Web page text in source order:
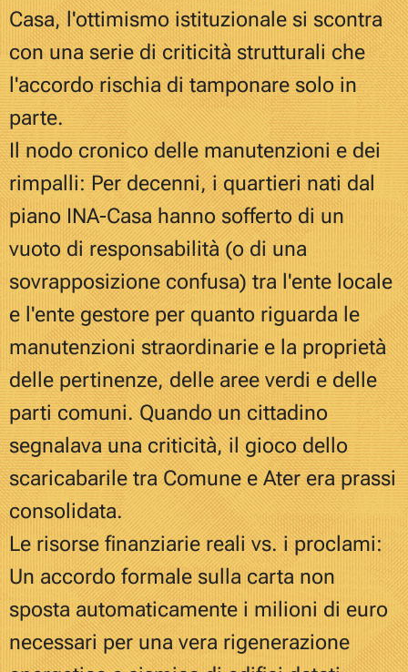
Casa, l'ottimismo istituzionale si scontra
con una serie di criticità strutturali che
l'accordo rischia di tamponare solo in
parte.
Il nodo cronico delle manutenzioni e dei
rimpalli: Per decenni, i quartieri nati dal
piano INA-Casa hanno sofferto di un
vuoto di responsabilità (o di una
sovrapposizione confusa) tra l'ente locale
e l'ente gestore per quanto riguarda le
manutenzioni straordinarie e la proprietà
delle pertinenze, delle aree verdi e delle
parti comuni. Quando un cittadino
segnalava una criticità, il gioco dello
scaricabarile tra Comune e Ater era prassi
consolidata.
Le risorse finanziarie reali vs. i proclami:
Un accordo formale sulla carta non
sposta automaticamente i milioni di euro
necessari per una vera rigenerazione